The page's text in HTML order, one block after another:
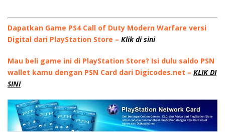
Dapatkan Game PS4 Call of Duty Modern Warfare versi
Digital dari PlayStation Store – Klik di sini
Mau beli game ini di PlayStation Store? Isi dulu saldo PSN
wallet kamu dengan PSN Card dari Digicodes.net – KLIK DI
SINI